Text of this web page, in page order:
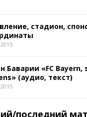
стадион,
Баварии «FC Bayern,
(аудио, текст)
последний